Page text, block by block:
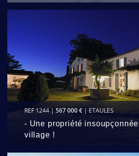
REF 1244 |567 000 € | ETAULES
- Une propriété
village !